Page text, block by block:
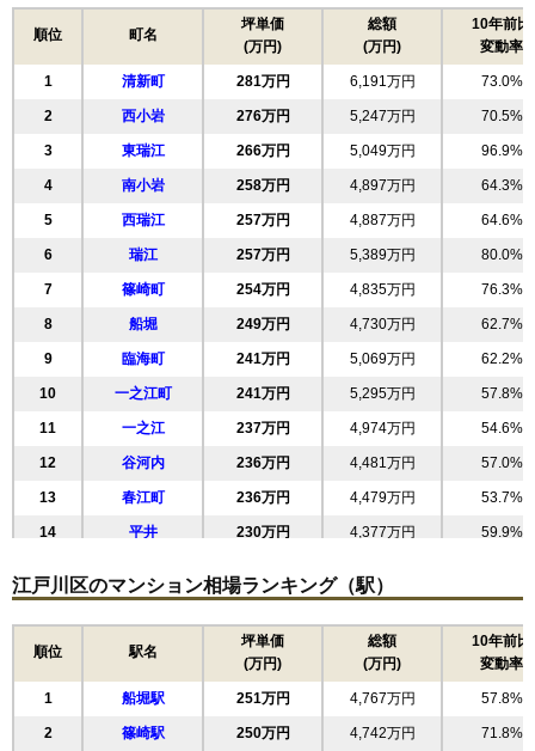
住所 東京都江戸川区東小岩3丁目
江戸川駅（7分）、小岩駅（16分）
相場 1,830万円～2,030万円
(42.6万円/㎡~47.2万円/㎡)
無料一括査定をする
プレシス小岩ヴェルデ
住所 東京都江戸川区東小岩5丁目
交通 小岩駅（6分）、京成小岩駅（15分）
5,900万円～6,300万円
(95.2万円/㎡~101.6万円/㎡)
マンションナビで
無料一括査定をする
交通 江戸川駅（10分）、小岩駅（13分）
相場 2,750万円～2,950万円
(61.1万円/㎡~65.6万円/㎡)
マンションナビで
無料一括査定をする
順位 町名
坪単価
(万円)
総額
(万円)
10年前比
変動率
1 清新町 281万円 6,191万円 73.0%
2 西小岩 276万円 5,247万円 70.5%
3 東瑞江 266万円 5,049万円 96.9%
4 南小岩 258万円 4,897万円 64.3%
5 西瑞江 257万円 4,887万円 64.6%
6 瑞江 257万円 5,389万円 80.0%
7 篠崎町 254万円 4,835万円 76.3%
8 船堀 249万円 4,730万円 62.7%
9 臨海町 241万円 5,069万円 62.2%
10 一之江町 241万円 5,295万円 57.8%
11 一之江 237万円 4,974万円 54.6%
12 谷河内 236万円 4,481万円 57.0%
13 春江町 236万円 4,479万円 53.7%
14 平井 230万円 4,377万円 59.9%
16 西葛西 228万円 4,336万円 58.1%
228万円 4,095万円 68.7%
225万円 4,265万円 55.1%
19 東葛西 222万円 3,988万円 53.4%
20 小松川 220万円 4,629万円 67.2%
江戸川区のマンション相場ランキング（駅）
順位 駅名
坪単価
(万円)
総額
(万円)
10年前比
変動率
1 船堀駅 251万円 4,767万円 57.8%
2 篠崎駅 250万円 4,742万円 71.8%